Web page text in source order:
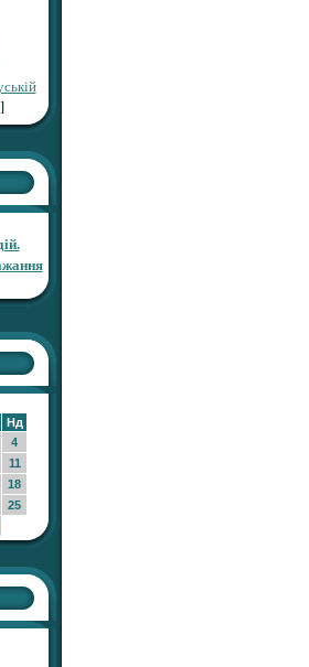
]
Нд
4
11
18
25